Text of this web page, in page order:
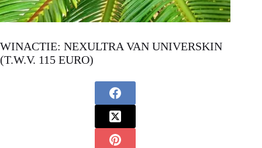
WINACTIE: NEXULTRA VAN UNIVERSKIN
(T.W.V. 115 EURO)